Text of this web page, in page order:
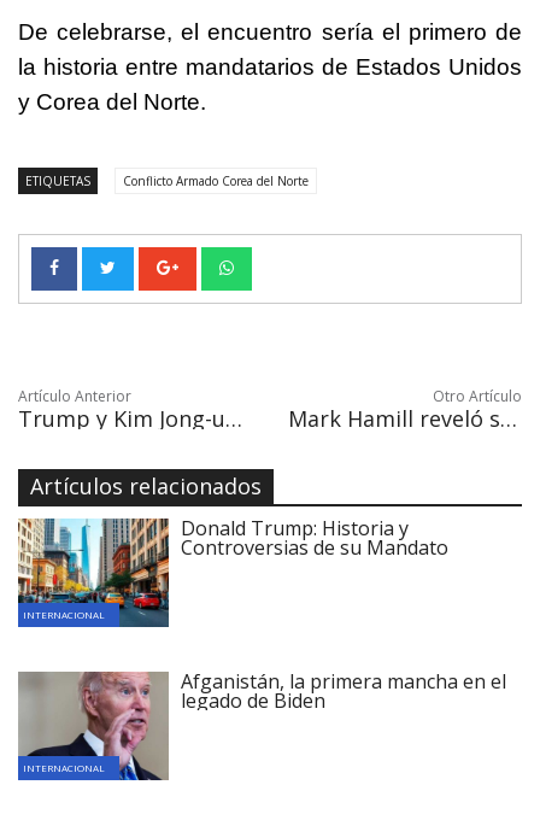
De celebrarse, el encuentro sería el primero de
la historia entre mandatarios de Estados Unidos
y Corea del Norte.
ETIQUETAS Conflicto Armado Corea del Norte
Artículo Anterior
Trump y Kim Jong-un explorarán una negociación nuclear en una reunión en mayo
Otro Artículo
Mark Hamill reveló su estrella en el Paseo de la Fama de Hollywood
Artículos relacionados
INTERNACIONAL
Donald Trump: Historia y
Controversias de su Mandato
INTERNACIONAL
Afganistán, la primera mancha en el
legado de Biden